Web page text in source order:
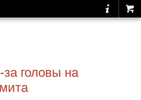
головы на